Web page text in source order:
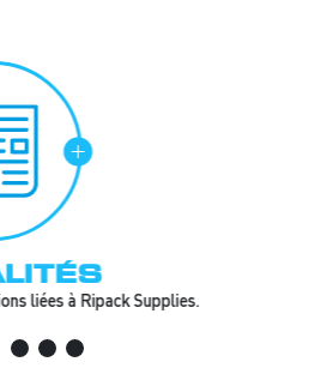
FAQ
réponses à vos questions